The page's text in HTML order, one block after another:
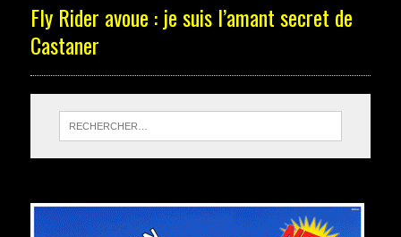
Fly Rider avoue : je suis l’amant secret de
Castaner